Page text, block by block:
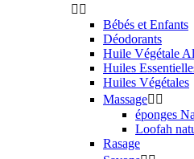
 
Bébés et Enfants
Déodorants
Huile Végétale
Huiles
Huiles Végétales
Massage 
éponges
Loofah
Rasage